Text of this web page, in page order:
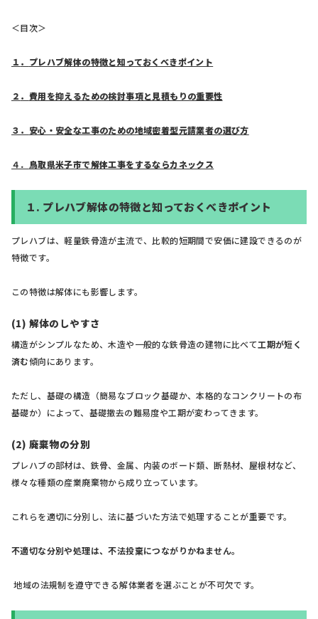
＜目次＞
１ ． プレハブ解体の特徴と知っておくべきポイント
２ ． 費用を抑えるための検討事項と見積もりの重要性
３． 安心・安全な工事のための地域密着型元請業者の選び方
４． 鳥取県米子市で解体工事をするならカネックス
１. プレハブ解体の特徴と知っておくべきポイント
プレハブは、軽量鉄骨造が主流で、比較的短期間で安価に建設できるのが
特徴です。
この特徴は解体にも影響します。
(1) 解体のしやすさ
構造がシンプルなため、木造や一般的な鉄骨造の建物に比べて工期が短く
済む傾向にあります。
ただし、基礎の構造（簡易なブロック基礎か、本格的なコンクリートの布
基礎か）によって、基礎撤去の難易度や工期が変わってきます。
(2) 廃棄物の分別
プレハブの部材は、鉄骨、金属、内装のボード類、断熱材、屋根材など、
様々な種類の産業廃棄物から成り立っています。
これらを適切に分別し、法に基づいた方法で処理することが重要です。
不適切な分別や処理は、不法投棄につながりかねません。
地域の法規制を遵守できる解体業者を選ぶことが不可欠です。